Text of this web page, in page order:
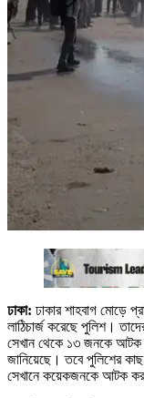
ঢাকা: ঢাকার শাহবাগ মোড়ে
লাঠিচার্জ করেছে পুলিশ।
সেখান থেকে ১৩ জনকে আটক
জানিয়েছে। তবে পুলিশের
সেখানে কয়েকজনকে আটক